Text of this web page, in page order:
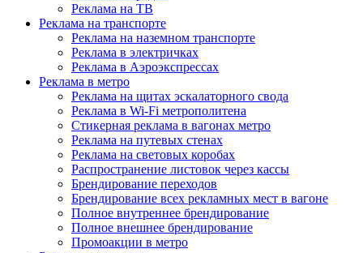
Реклама на ТВ
Реклама на транспорте
Реклама на наземном транспорте
Реклама в электричках
Реклама в Аэроэкспрессах
Реклама в метро
Реклама на щитах эскалаторного свода
Реклама в Wi-Fi метрополитена
Стикерная реклама в вагонах метро
Реклама на путевых стенах
Реклама на световых коробах
Распространение листовок через кассы
Брендирование переходов
Брендирование всех рекламных мест в вагоне
Полное внутреннее брендирование
Полное внешнее брендирование
Промоакции в метро